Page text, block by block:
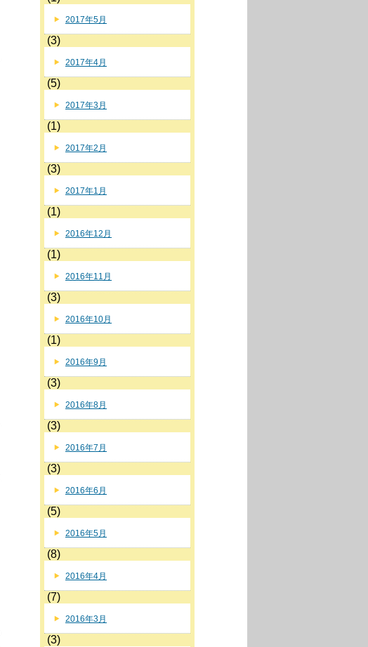
2017年5月
(3)
2017年4月
(5)
2017年3月
(1)
2017年2月
(3)
2017年1月
(1)
2016年12月
(1)
2016年11月
(3)
2016年10月
(1)
2016年9月
(3)
2016年8月
(3)
2016年7月
(3)
2016年6月
(5)
2016年5月
(8)
2016年4月
(7)
2016年3月
(3)